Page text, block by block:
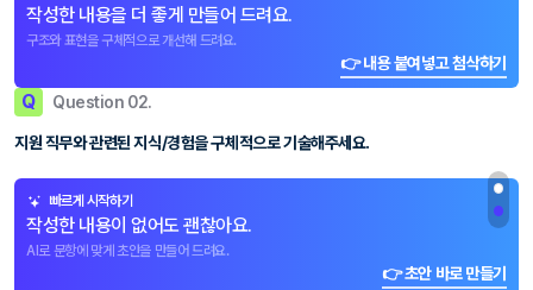
작성한 내용을 더 좋게 만들어 드려요.
구조와 표현을 구체적으로 개선해 드려요.
👉 내용 붙여넣고 첨삭하기
Q Question 02.
지원 직무와 관련된 지식/경험을 구체적으로 기술해주세요.
빠르게 시작하기
작성한 내용이 없어도 괜찮아요.
AI로 문항에 맞게 초안을 만들어 드려요.
👉 초안 바로 만들기